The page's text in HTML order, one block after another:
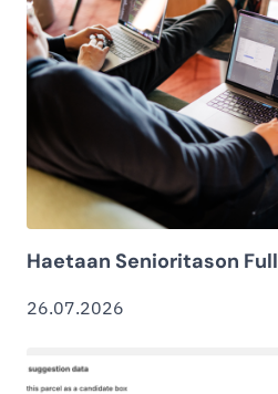
Haetaan Senioritason
26.07.2026